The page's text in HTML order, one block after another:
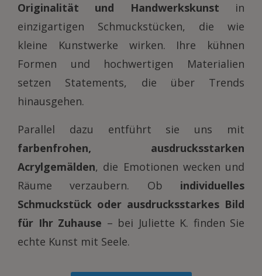
Originalität und Handwerkskunst in
einzigartigen Schmuckstücken, die wie
kleine Kunstwerke wirken. Ihre kühnen
Formen und hochwertigen Materialien
setzen Statements, die über Trends
hinausgehen.
Parallel dazu entführt sie uns mit
farbenfrohen, ausdrucksstarken
Acrylgemälden, die Emotionen wecken und
Räume verzaubern. Ob individuelles
Schmuckstück oder ausdrucksstarkes Bild
für Ihr Zuhause – bei Juliette K. finden Sie
echte Kunst mit Seele.